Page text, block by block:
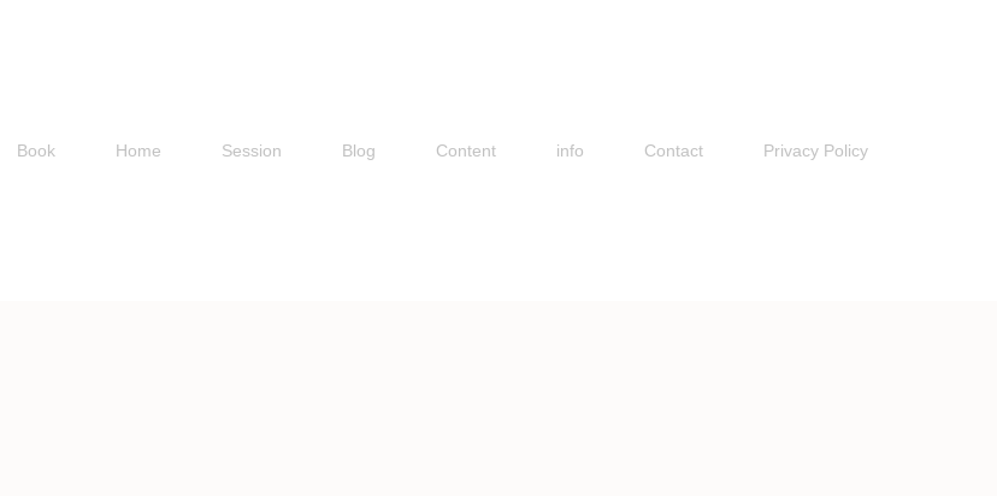
Book Home Session Blog Content info Contact Privacy Policy